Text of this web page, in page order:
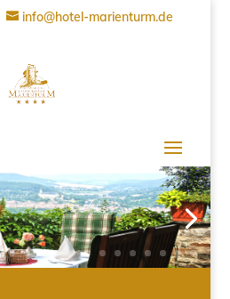
info@hotel-marienturm.de